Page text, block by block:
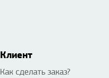
Клиент
Как сделать заказ?